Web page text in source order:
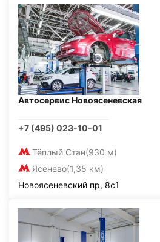
Автосервис Новоясеневская
+7 (495) 023-10-01
Тёплый Стан(930 м)
Ясенево(1,35 км)
Новоясеневский пр, 8с1